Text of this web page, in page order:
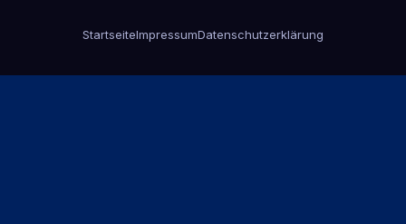
StartseiteImpressumDatenschutzerklärung